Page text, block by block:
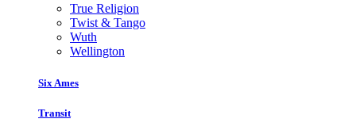
True Religion
Twist & Tango
Wuth
Wellington
Six Ames
Transit